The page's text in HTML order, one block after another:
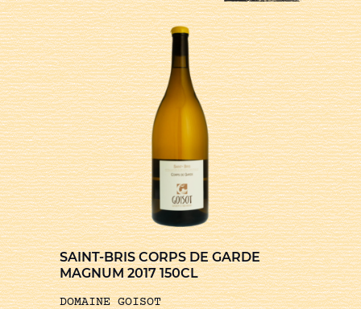
SAINT-BRIS CORPS DE GARDE
MAGNUM 2017 150CL
DOMAINE GOISOT